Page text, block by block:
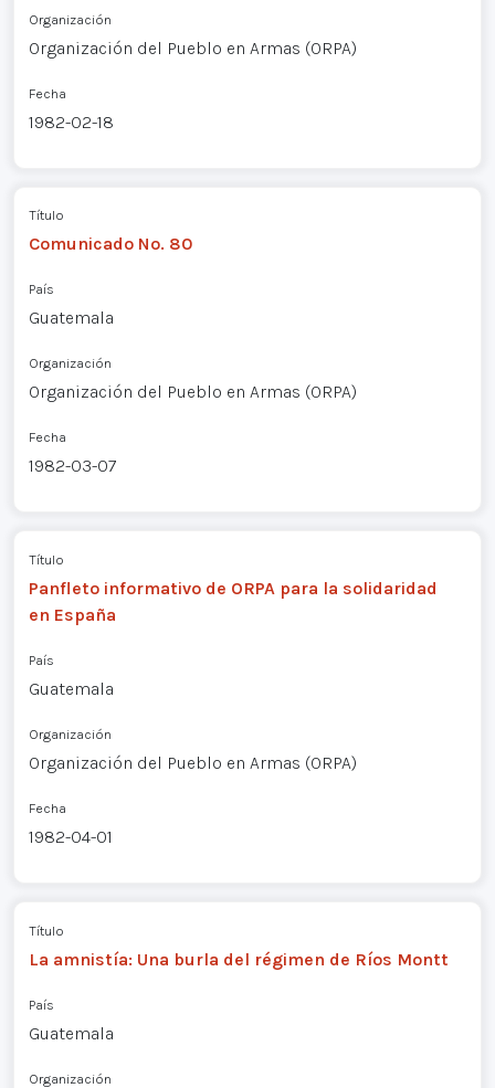
Organización
Organización del Pueblo en Armas (ORPA)
Fecha
1982-02-18
Título
Comunicado No. 80
País
Guatemala
Organización
Organización del Pueblo en Armas (ORPA)
Fecha
1982-03-07
Título
Panfleto informativo de ORPA para la solidaridad
en España
País
Guatemala
Organización
Organización del Pueblo en Armas (ORPA)
Fecha
1982-04-01
Título
La amnistía: Una burla del régimen de Ríos Montt
País
Guatemala
Organización